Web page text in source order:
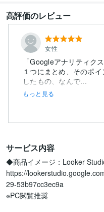
高評価のレビュー
女性
「Googleアナリティク
１つにまとめ、そのポ
したもの、なんで...
もっと見る
サービス内容
◆商品イメージ：Looker
https://
29-53b97cc3ec9a
※PC閲覧推奨